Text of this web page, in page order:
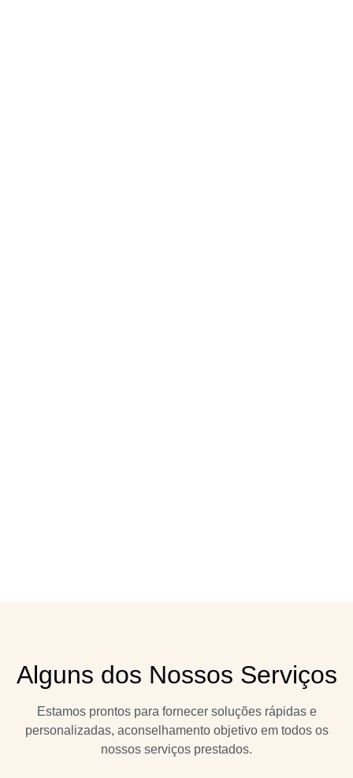
Alguns dos Nossos Serviços
Estamos prontos para fornecer soluções rápidas e
personalizadas, aconselhamento objetivo em todos os
nossos serviços prestados.